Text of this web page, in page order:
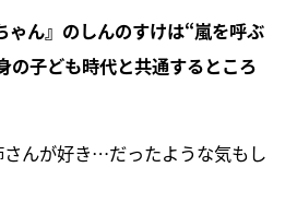
ん』のしんのすけは“嵐を呼ぶ
の子ども時代と共通するところ
さんが好き…だったような気もし